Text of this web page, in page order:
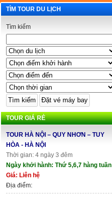
TÌM TOUR DU LỊCH
Tìm kiếm
TOUR GIÁ RẺ
TOUR HÀ NỘI – QUY NHƠN – TUY
HÒA - HÀ NỘI
Thời gian: 4 ngày 3 đêm
Ngày khởi hành: Thứ 5,6,7 hàng tuần
Giá: Liên hệ
Địa điểm: